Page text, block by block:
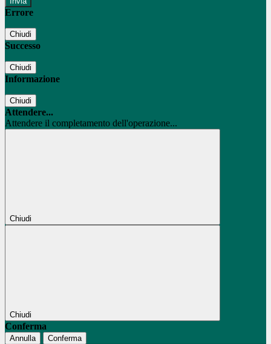
Errore
Chiudi
Successo
Chiudi
Informazione
Chiudi
Attendere...
Attendere il completamento dell'operazione...
Chiudi
Chiudi
Conferma
Annulla Conferma